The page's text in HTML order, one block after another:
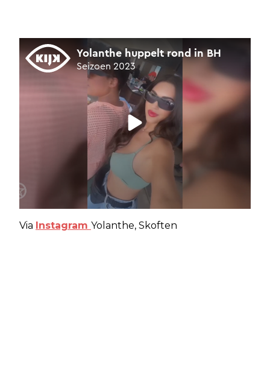
Via Instagram Yolanthe, Skoften